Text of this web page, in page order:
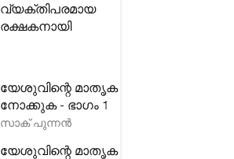
വ്യക്തിപരമായ
രക്ഷകനായി
യേശുവിന്റെ മാതൃക
നോക്കുക - ഭാഗം 1
സാക് പുന്നൻ
യേശുവിന്റെ മാതൃക